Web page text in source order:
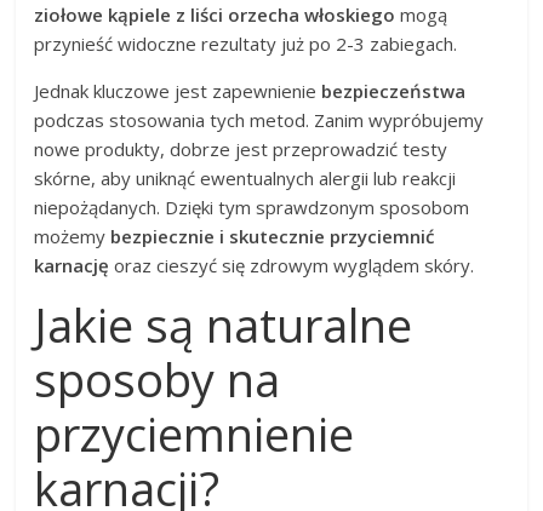
ziołowe kąpiele z liści orzecha włoskiego mogą
przynieść widoczne rezultaty już po 2-3 zabiegach.
Jednak kluczowe jest zapewnienie bezpieczeństwa
podczas stosowania tych metod. Zanim wypróbujemy
nowe produkty, dobrze jest przeprowadzić testy
skórne, aby uniknąć ewentualnych alergii lub reakcji
niepożądanych. Dzięki tym sprawdzonym sposobom
możemy bezpiecznie i skutecznie przyciemnić
karnację oraz cieszyć się zdrowym wyglądem skóry.
Jakie są naturalne
sposoby na
przyciemnienie
karnacji?